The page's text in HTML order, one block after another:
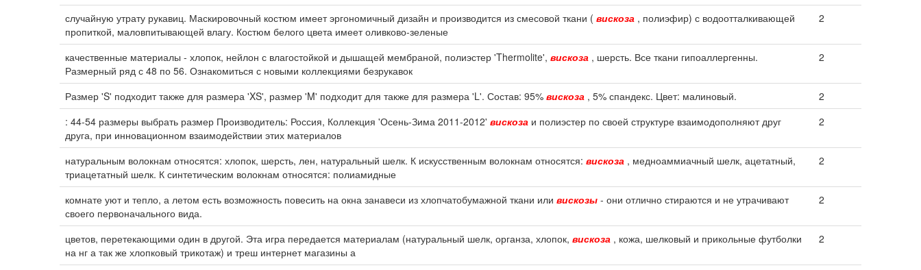
случайную утрату рукавиц. Маскировочный костюм имеет эргономичный дизайн и производится из смесовой ткани ( вискоза , полиэфир) с водоотталкивающей
пропиткой, маловпитывающей влагу. Костюм белого цвета имеет оливково-зеленые
2
качественные материалы - хлопок, нейлон с влагостойкой и дышащей мембраной, полиэстер 'Thermolite', вискоза , шерсть. Все ткани гипоаллергенны.
Размерный ряд с 48 по 56. Ознакомиться с новыми коллекциями безрукавок
2
Размер 'S' подходит также для размера 'XS', размер 'M' подходит для также для размера 'L'. Состав: 95% вискоза , 5% спандекс. Цвет: малиновый.
2
: 44-54 размеры выбрать размер Производитель: Россия, Коллекция 'Осень-Зима 2011-2012' вискоза и полиэстер по своей структуре взаимодополняют друг
друга, при инновационном взаимодействии этих материалов
2
натуральным волокнам относятся: хлопок, шерсть, лен, натуральный шелк. К искусственным волокнам относятся: вискоза , медноаммиачный шелк, ацетатный,
триацетатный шелк. К синтетическим волокнам относятся: полиамидные
2
комнате уют и тепло, а летом есть возможность повесить на окна занавеси из хлопчатобумажной ткани или вискозы - они отлично стираются и не утрачивают
своего первоначального вида.
2
цветов, перетекающими один в другой. Эта игра передается материалам (натуральный шелк, органза, хлопок, вискоза , кожа, шелковый и прикольные футболки
на нг а так же хлопковый трикотаж) и треш интернет магазины а
2